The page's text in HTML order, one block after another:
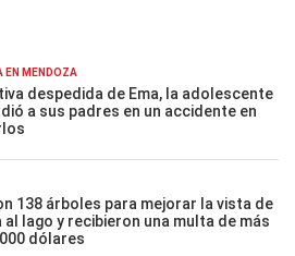
EN MENDOZA
despedida de Ema, la adolescente
a sus padres en un accidente en
138 árboles para mejorar la vista de
al lago y recibieron una multa de más
dólares